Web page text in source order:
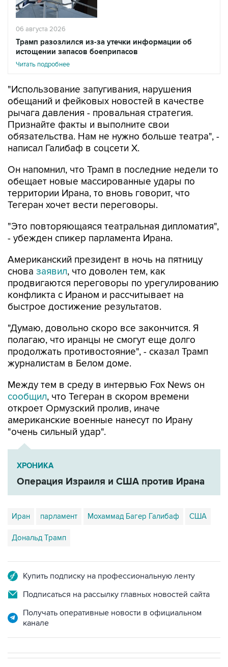
06 августа 2026
Трамп разозлился из-за утечки информации об
истощении запасов боеприпасов
Читать подробнее
"Использование запугивания, нарушения
обещаний и фейковых новостей в качестве
рычага давления - провальная стратегия.
Признайте факты и выполните свои
обязательства. Нам не нужно больше театра", -
написал Галибаф в соцсети X.
Он напомнил, что Трамп в последние недели то
обещает новые массированные удары по
территории Ирана, то вновь говорит, что
Тегеран хочет вести переговоры.
"Это повторяющаяся театральная дипломатия",
- убежден спикер парламента Ирана.
Американский президент в ночь на пятницу
снова заявил, что доволен тем, как
продвигаются переговоры по урегулированию
конфликта с Ираном и рассчитывает на
быстрое достижение результатов.
"Думаю, довольно скоро все закончится. Я
полагаю, что иранцы не смогут еще долго
продолжать противостояние", - сказал Трамп
журналистам в Белом доме.
Между тем в среду в интервью Fox News он
сообщил, что Тегеран в скором времени
откроет Ормузский пролив, иначе
американские военные нанесут по Ирану
"очень сильный удар".
ХРОНИКА
Операция Израиля и США против Ирана
Иран парламент Мохаммад Багер Галибаф США
Дональд Трамп
Купить подписку на профессиональную ленту
Подписаться на рассылку главных новостей сайта
Получать оперативные новости в официальном
канале